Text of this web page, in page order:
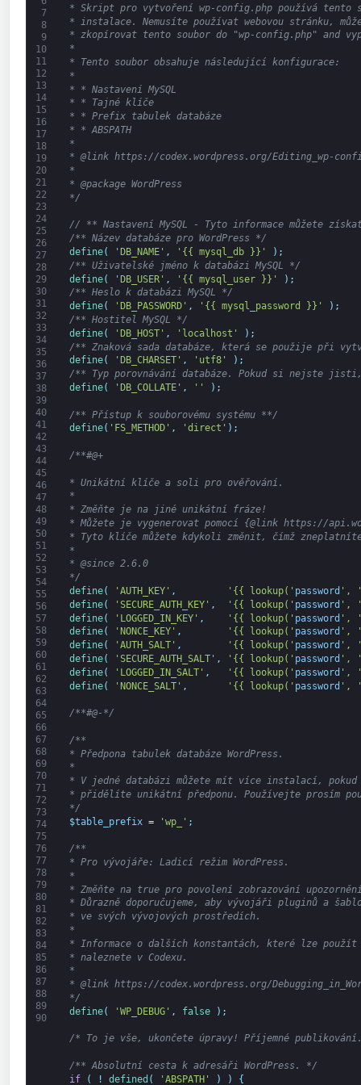
7
8
9
10
11
12
13
14
15
16
17
18
19
20
21
22
23
24
25
26
27
28
29
30
31
32
33
34
35
36
37
38
39
40
41
42
43
44
45
46
47
48
49
50
51
52
53
54
55
56
57
58
59
60
61
62
63
64
65
66
67
68
69
70
71
72
73
74
75
76
77
78
79
80
81
82
83
84
85
86
87
88
89
90
* Skript pro vytvoření wp-config.php používá tento
* instalace. Nemusíte používat webovou stránku,
* zkopírovat tento soubor do "wp-config.php" and
*
* Tento soubor obsahuje následující konfigurace:
*
* * Nastavení MySQL
* * Tajné klíče
* * Prefix tabulek databáze
* * ABSPATH
*
* @link https://codex.wordpress.org/Editing_wp-
*
* @package WordPress
*/
// ** Nastavení MySQL - Tyto informace můžete
/** Název databáze pro WordPress */
define( 'DB_NAME' , '{{ mysql_db }}' ) ;
/** Uživatelské jméno k databázi MySQL */
define( 'DB_USER' , '{{ mysql_user }}' ) ;
/** Heslo k databázi MySQL */
define( 'DB_PASSWORD' , '{{ mysql_password }}' ) ;
/** Hostitel MySQL */
define( 'DB_HOST' , 'localhost' ) ;
/** Znaková sada databáze, která se použije při
define( 'DB_CHARSET' , 'utf8' ) ;
/** Typ porovnávání databáze. Pokud si nejste
define( 'DB_COLLATE' , '' ) ;
/** Přístup k souborovému systému **/
define( 'FS_METHOD' , 'direct' ) ;
/**#@+
* Unikátní klíče a soli pro ověřování.
*
* Změňte je na jiné unikátní fráze!
* Můžete je vygenerovat pomocí {@link https://
* Tyto klíče můžete kdykoli změnit, čímž
*
* @since 2.6.0
*/
define( 'AUTH_KEY' , '{{ lookup(' password ',
define( 'SECURE_AUTH_KEY' , '{{ lookup(' password ',
define( 'LOGGED_IN_KEY' , '{{ lookup(' password ',
define( 'NONCE_KEY' , '{{ lookup(' password ',
define( 'AUTH_SALT' , '{{ lookup(' password ',
define( 'SECURE_AUTH_SALT' , '{{ lookup(' password ',
define( 'LOGGED_IN_SALT' , '{{ lookup(' password ',
define( 'NONCE_SALT' , '{{ lookup(' password ',
/**#@-*/
/**
* Předpona tabulek databáze WordPress.
*
* V jedné databázi můžete mít více instalací, pokud
* přidělíte unikátní předponu. Používejte prosím
*/
$table_prefix = 'wp_' ;
/**
* Pro vývojáře: Ladicí režim WordPress.
*
* Změňte na true pro povolení zobrazování
* Důrazně doporučujeme, aby vývojáři pluginů a šablon
* ve svých vývojových prostředích.
*
* Informace o dalších konstantách, které lze
* naleznete v Codexu.
*
* @link https://codex.wordpress.org/
*/
define( 'WP_DEBUG' , false ) ;
/* To je vše, ukončete úpravy! Příjemné
/** Absolutní cesta k adresáři WordPress. */
if
( ! defined ( 'ABSPATH' ) )
{